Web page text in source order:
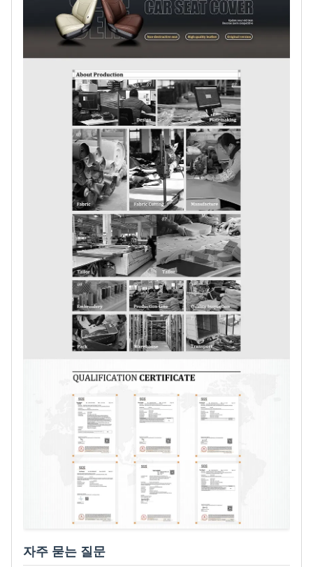
자주 묻는 질문